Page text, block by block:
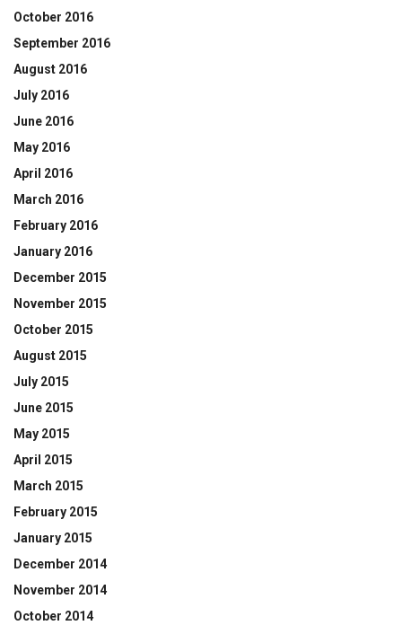
October 2016
September 2016
August 2016
July 2016
June 2016
May 2016
April 2016
March 2016
February 2016
January 2016
December 2015
November 2015
October 2015
August 2015
July 2015
June 2015
May 2015
April 2015
March 2015
February 2015
January 2015
December 2014
November 2014
October 2014